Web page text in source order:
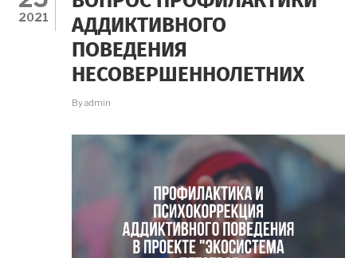
2021
АДДИКТИВНОГО
ПОВЕДЕНИЯ
НЕСОВЕРШЕННОЛЕТНИХ
Byadmin